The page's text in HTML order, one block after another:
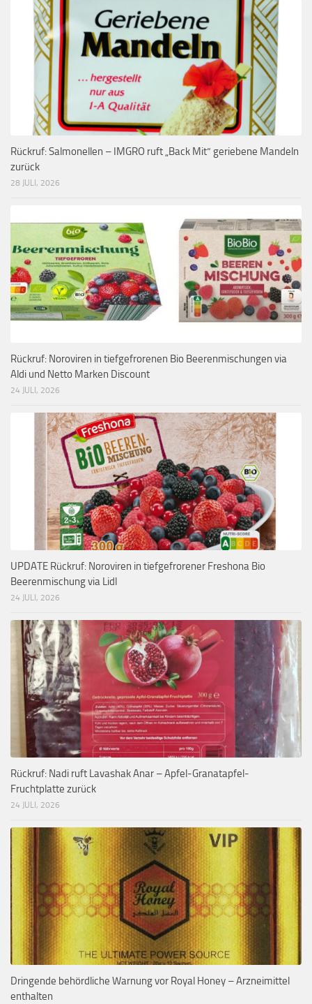
Rückruf: Salmonellen – IMGRO ruft „Back Mit“ geriebene Mandeln
zurück
28 JULI, 2026
Rückruf: Noroviren in tiefgefrorenen Bio Beerenmischungen via
Aldi und Netto Marken Discount
24 JULI, 2026
UPDATE Rückruf: Noroviren in tiefgefrorener Freshona Bio
Beerenmischung via Lidl
24 JULI, 2026
Rückruf: Nadi ruft Lavashak Anar – Apfel-Granatapfel-
Fruchtplatte zurück
24 JULI, 2026
Dringende behördliche Warnung vor Royal Honey – Arzneimittel
enthalten